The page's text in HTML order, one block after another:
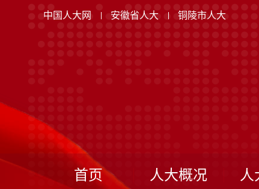
中国人大网 安徽省人大 铜陵市人大
首页 人大概况 人